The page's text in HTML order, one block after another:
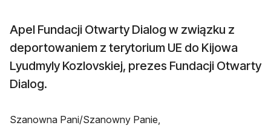
Apel Fundacji Otwarty Dialog w związku z
deportowaniem z terytorium UE do Kijowa
Lyudmyly Kozlovskiej, prezes Fundacji Otwarty
Dialog.
Szanowna Pani/Szanowny Panie,